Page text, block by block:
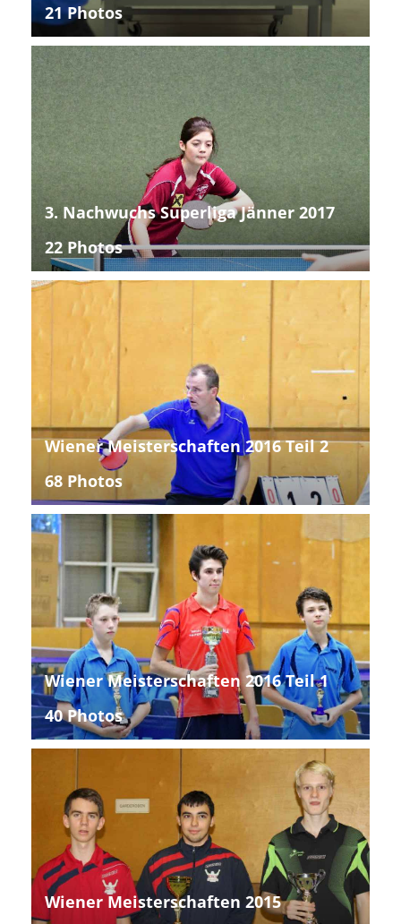
21 Photos
3. Nachwuchs Superliga Jänner 2017
22 Photos
Wiener Meisterschaften 2016 Teil 2
68 Photos
Wiener Meisterschaften 2016 Teil 1
40 Photos
Wiener Meisterschaften 2015